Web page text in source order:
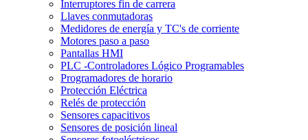
Interruptores fin de carrera
Llaves conmutadoras
Medidores de energía y TC's de corriente
Motores paso a paso
Pantallas HMI
PLC -Controladores Lógico Programables
Programadores de horario
Protección Eléctrica
Relés de protección
Sensores capacitivos
Sensores de posición lineal